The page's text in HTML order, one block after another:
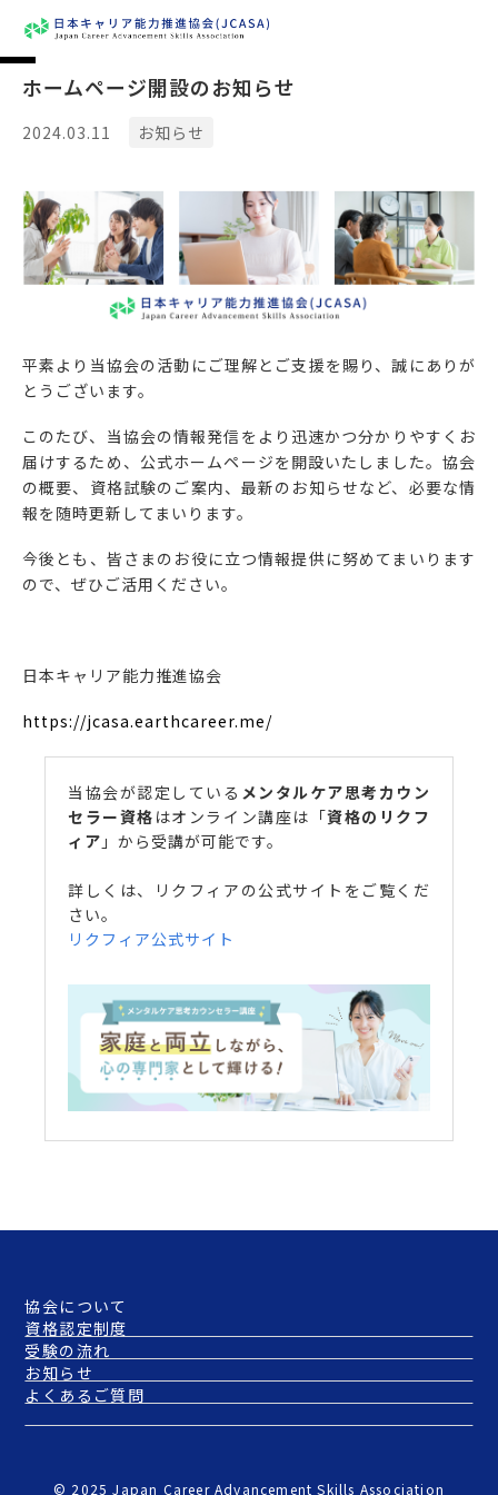
ホームページ開設のお知らせ
2024.03.11 お知らせ
平素より当協会の活動にご理解とご支援を賜り、誠にありが
とうございます。
このたび、当協会の情報発信をより迅速かつ分かりやすくお
届けするため、公式ホームページを開設いたしました。協会
の概要、資格試験のご案内、最新のお知らせなど、必要な情
報を随時更新してまいります。
今後とも、皆さまのお役に立つ情報提供に努めてまいります
ので、ぜひご活用ください。
日本キャリア能力推進協会
https://jcasa.earthcareer.me/
当協会が認定している メンタルケア思考カウン
セラー資格 はオンライン講座は「資格のリクフ
ィア 」から受講が可能です。
詳しくは、リクフィアの公式サイトをご覧くだ
さい。
リクフィア公式サイト
協会について
資格認定制度
受験の流れ
お知らせ
よくあるご質問
© 2025 Japan Career Advancement Skills Association